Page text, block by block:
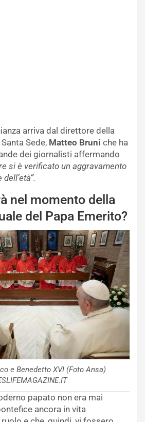
arriva dal direttore della
Sede, Matteo Bruni che ha
dei giornalisti affermando
si è verificato un aggravamento
nel momento della
del Papa Emerito?
e Benedetto XVI (Foto Ansa)
papato non era mai
ancora in vita